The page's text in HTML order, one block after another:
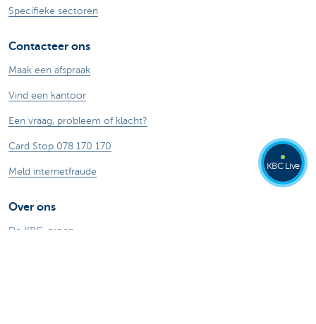
Specifieke sectoren
Contacteer ons
Maak een afspraak
Vind een kantoor
Een vraag, probleem of klacht?
Card Stop 078 170 170
Meld internetfraude
Over ons
De KBC-groep
KBC Live